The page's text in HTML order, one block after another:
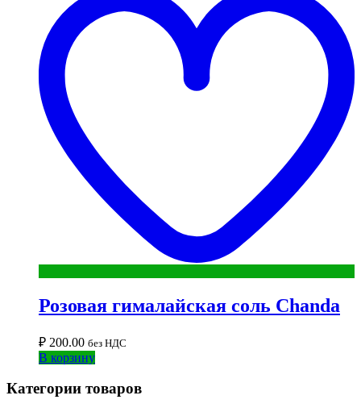
Розовая гималайская соль Chanda
₽ 200.00 без НДС
В корзину
Категории товаров